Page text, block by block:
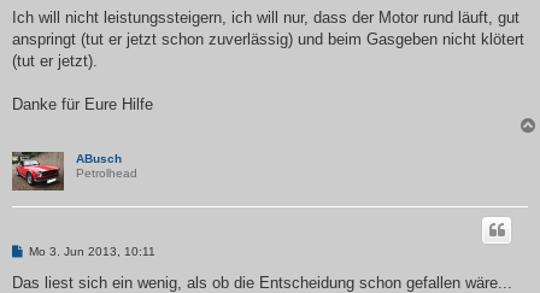
Ich will nicht leistungssteigern, ich will nur, dass der Motor rund läuft, gut
anspringt (tut er jetzt schon zuverlässig) und beim Gasgeben nicht klötert
(tut er jetzt).
Danke für Eure Hilfe
ABusch
Petrolhead
B
i
Mo 3. Jun 2013, 10:11
Das liest sich ein wenig, als ob die Entscheidung schon gefallen wäre...